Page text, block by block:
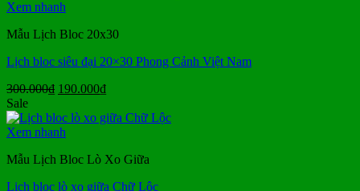
109.000₫.
Xem nhanh
Mẫu Lịch Bloc 20x30
Lịch bloc siêu đại 20×30 Phong Cảnh Việt Nam
300.000₫ Giá
là:
300.000₫.
190.000₫Giá
tại
Sale
Xem nhanh
Mẫu Lịch Bloc Lò Xo Giữa
Lịch bloc lò xo giữa Chữ Lộc